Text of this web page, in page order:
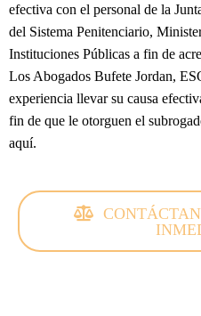
efectiva con el personal de la
del Sistema Penitenciario,
Instituciones Públicas a fin de
Los Abogados Bufete Jordan,
experiencia llevar su causa
fin de que le otorguen el
aquí.